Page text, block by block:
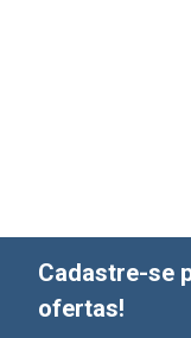
Cadastre-se
ofertas!